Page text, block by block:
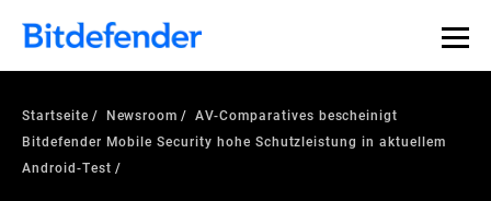
Startseite Newsroom
AV-Comparatives bescheinigt
Bitdefender Mobile Security hohe Schutzleistung in aktuellem
Android-Test